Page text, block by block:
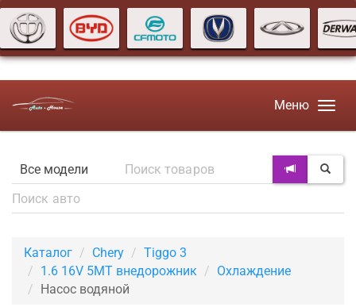
Меню
Каталог Chery
Tiggo 3
1.6 16V 5MT внедорожник
Охлаждение
Насос водяной